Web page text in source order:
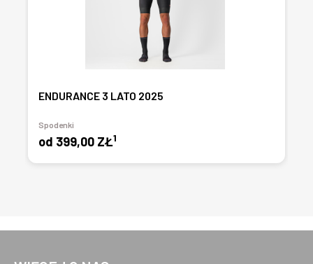
ENDURANCE 3 LATO 2025
Spodenki
od 399,00 ZŁ1